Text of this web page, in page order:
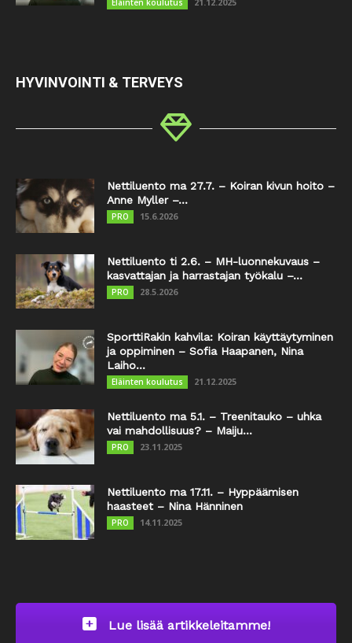
Eläinten koulutus
HYVINVOINTI & TERVEYS
Nettiluento ma 27.7. – Koiran kivun hoito –
Anne Myller –...
PRO 15.6.2026
Nettiluento ti 2.6. – MH-luonnekuvaus –
kasvattajan ja harrastajan työkalu –...
PRO 28.5.2026
SporttiRakin kahvila: Koiran käyttäytyminen
ja oppiminen – Sofia Haapanen, Nina
Laiho...
Eläinten koulutus 21.12.2025
Nettiluento ma 5.1. – Treenitauko – uhka
vai mahdollisuus? – Maiju...
PRO 23.11.2025
Nettiluento ma 17.11. – Hyppäämisen
haasteet – Nina Hänninen
PRO 14.11.2025
Lue lisää artikkeleitamme!